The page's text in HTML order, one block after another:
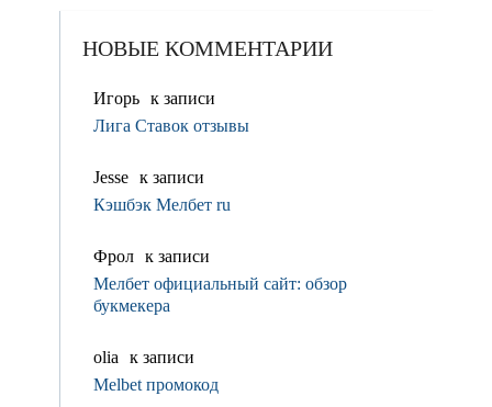
НОВЫЕ КОММЕНТАРИИ
Игорь к записи
Лига Ставок отзывы
Jesse к записи
Кэшбэк Мелбет ru
Фрол к записи
Мелбет официальный сайт: обзор
букмекера
olia
к записи
Melbet промокод